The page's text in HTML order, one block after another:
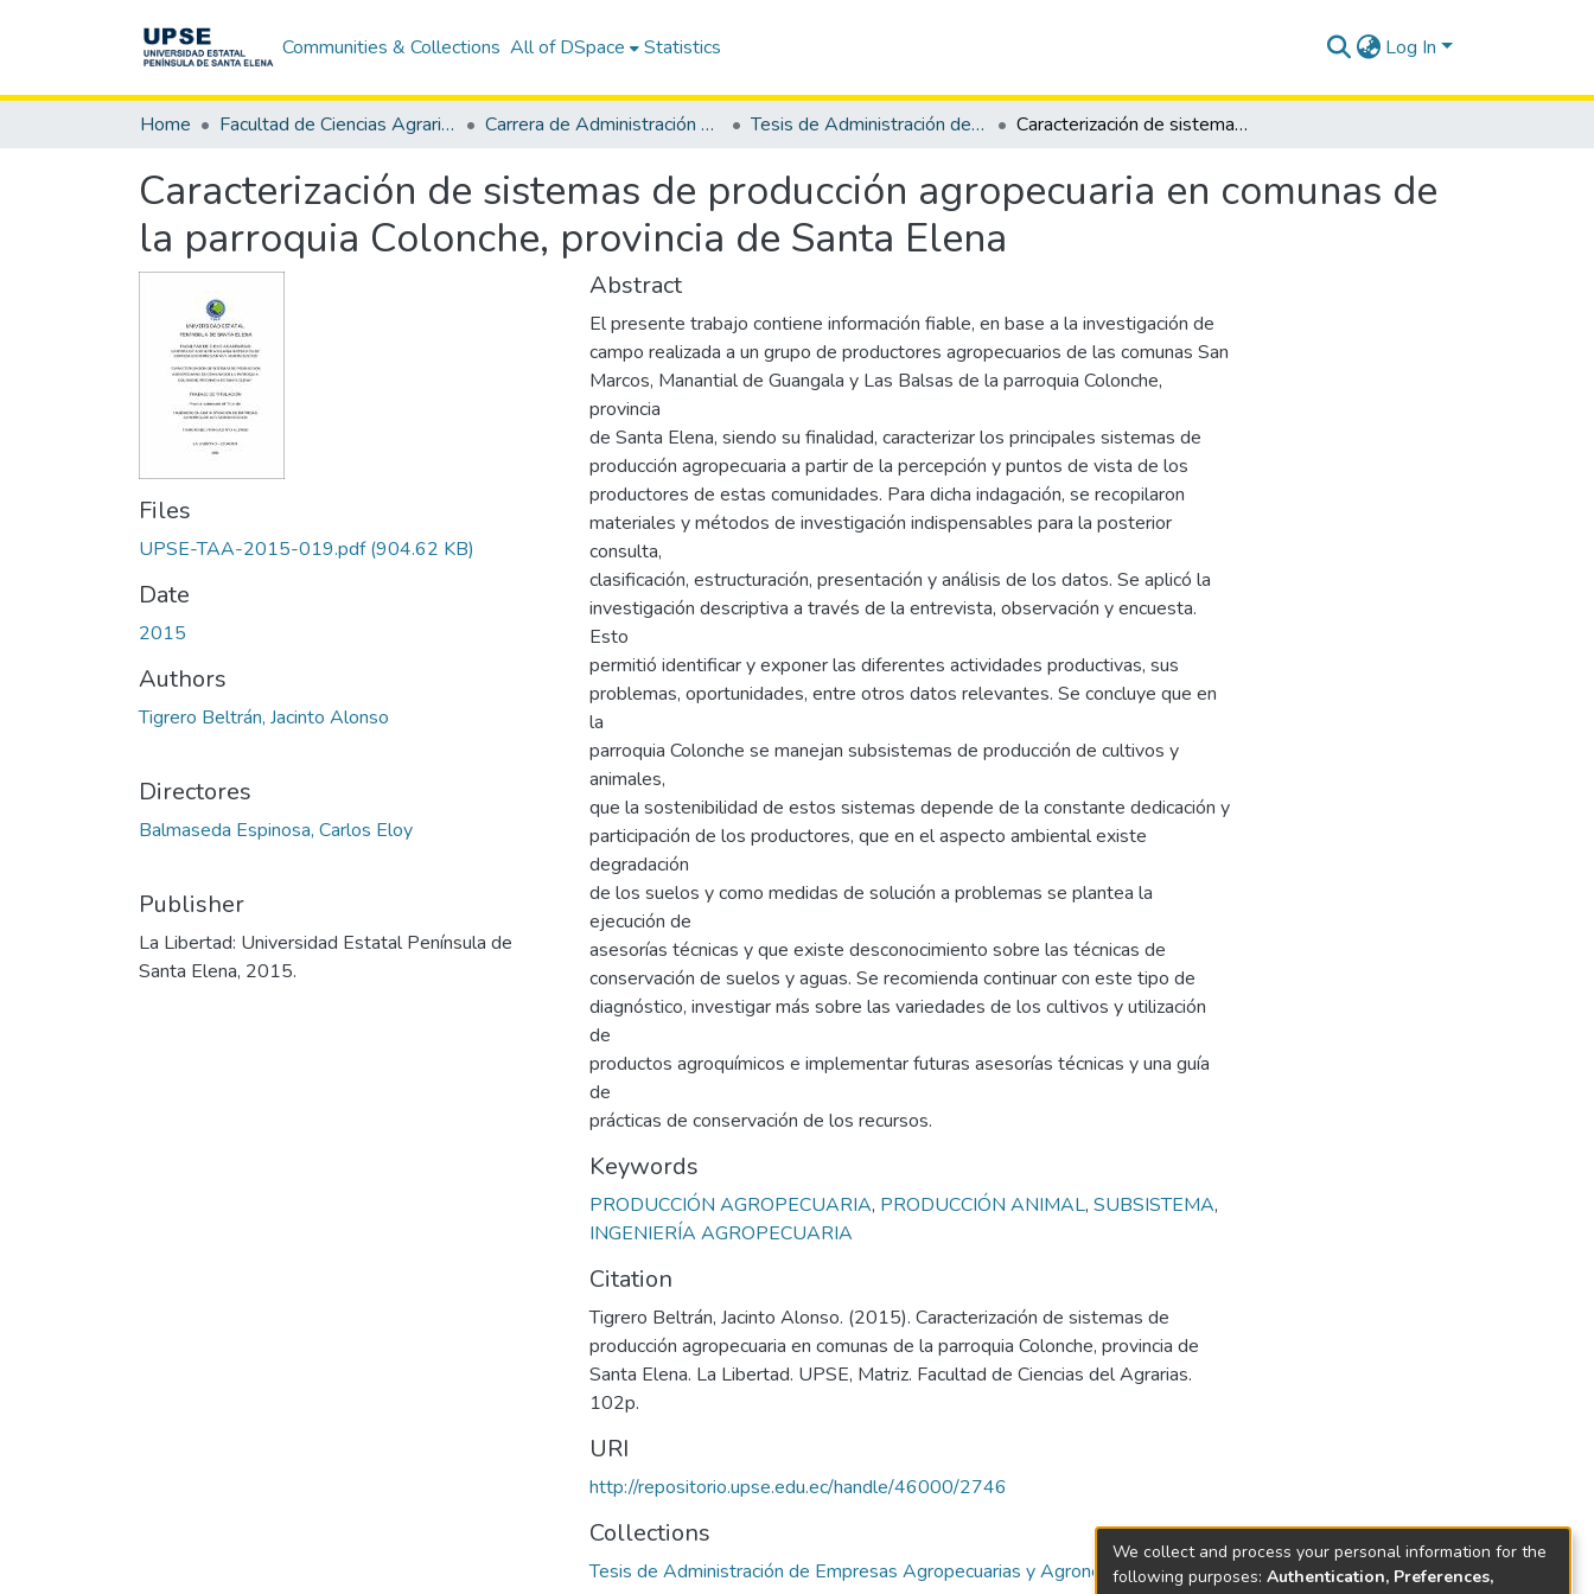
Communities & Collections All of DSpace Statistics Log In
Home Facultad de Ciencias Agrarias Carrera de Administración de Empresas Agropecuarias y Agronegocios Tesis de Administración de Empresas Agropecuarias y Agronegocios Caracterización de sistemas de producción agropecuaria en comunas de la parroquia Colonche, provincia de Santa Elena
Caracterización de sistemas de producción agropecuaria en comunas de
la parroquia Colonche, provincia de Santa Elena
Files
UPSE-TAA-2015-019.pdf(904.62 KB)
Date
2015
Authors
Tigrero Beltrán, Jacinto Alonso
Directores
Balmaseda Espinosa, Carlos Eloy
Publisher
La Libertad: Universidad Estatal Península de
Santa Elena, 2015.
Abstract
El presente trabajo contiene información fiable, en base a la investigación de
campo realizada a un grupo de productores agropecuarios de las comunas San
Marcos, Manantial de Guangala y Las Balsas de la parroquia Colonche,
provincia
de Santa Elena, siendo su finalidad, caracterizar los principales sistemas de
producción agropecuaria a partir de la percepción y puntos de vista de los
productores de estas comunidades. Para dicha indagación, se recopilaron
materiales y métodos de investigación indispensables para la posterior
consulta,
clasificación, estructuración, presentación y análisis de los datos. Se aplicó la
investigación descriptiva a través de la entrevista, observación y encuesta.
Esto
permitió identificar y exponer las diferentes actividades productivas, sus
problemas, oportunidades, entre otros datos relevantes. Se concluye que en
la
parroquia Colonche se manejan subsistemas de producción de cultivos y
animales,
que la sostenibilidad de estos sistemas depende de la constante dedicación y
participación de los productores, que en el aspecto ambiental existe
degradación
de los suelos y como medidas de solución a problemas se plantea la
ejecución de
asesorías técnicas y que existe desconocimiento sobre las técnicas de
conservación de suelos y aguas. Se recomienda continuar con este tipo de
diagnóstico, investigar más sobre las variedades de los cultivos y utilización
de
productos agroquímicos e implementar futuras asesorías técnicas y una guía
de
prácticas de conservación de los recursos.
Keywords
PRODUCCIÓN AGROPECUARIA, PRODUCCIÓN ANIMAL, SUBSISTEMA,
INGENIERÍA AGROPECUARIA
Citation
Tigrero Beltrán, Jacinto Alonso. (2015). Caracterización de sistemas de
producción agropecuaria en comunas de la parroquia Colonche, provincia de
Santa Elena. La Libertad. UPSE, Matriz. Facultad de Ciencias del Agrarias.
102p.
URI
http://repositorio.upse.edu.ec/handle/46000/2746
Collections
Tesis de Administración de Empresas Agropecuarias y Agronegocios
We collect and process your personal information for the
following purposes: Authentication, Preferences,